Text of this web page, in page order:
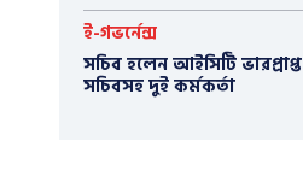
ই-গভর্নেন্স
সচিব হলেন আইসিটি ভারপ্রাপ্ত
সচিবসহ দুই কর্মকর্তা